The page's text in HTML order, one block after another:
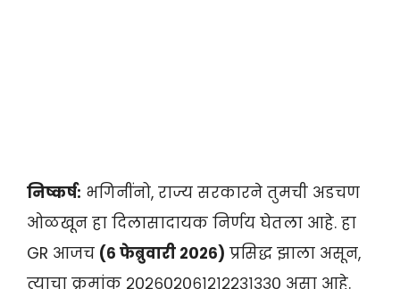
निष्कर्ष: भगिनींनो, राज्य सरकारने तुमची अडचण
ओळखून हा दिलासादायक निर्णय घेतला आहे. हा
GR आजच (६ फेब्रुवारी २०२६) प्रसिद्ध झाला असून,
त्याचा क्रमांक २०२६०२०६१२१२२३१३३० असा आहे.